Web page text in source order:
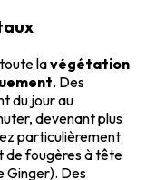
lavégétation
. Des
du jour au
devenant plus
particulièrement
de fougères à tête
Ginger). Des